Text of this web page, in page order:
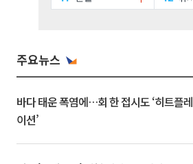
주요뉴스
바다 태운 폭염에…회 한 접시도 ‘히트플레
이션’